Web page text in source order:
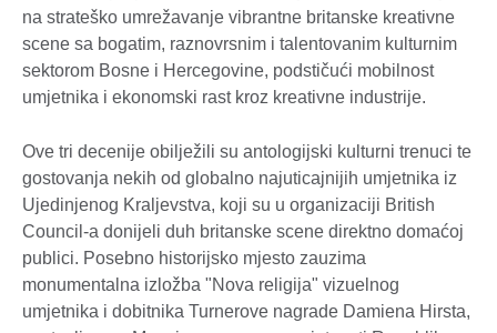
na strateško umrežavanje vibrantne britanske kreativne
scene sa bogatim, raznovrsnim i talentovanim kulturnim
sektorom Bosne i Hercegovine, podstičući mobilnost
umjetnika i ekonomski rast kroz kreativne industrije.
Ove tri decenije obilježili su antologijski kulturni trenuci te
gostovanja nekih od globalno najuticajnijih umjetnika iz
Ujedinjenog Kraljevstva, koji su u organizaciji British
Council-a donijeli duh britanske scene direktno domaćoj
publici. Posebno historijsko mjesto zauzima
monumentalna izložba "Nova religija" vizuelnog
umjetnika i dobitnika Turnerove nagrade Damiena Hirsta,